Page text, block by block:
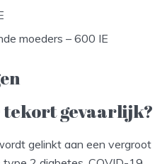
moeders – 600 IE
tekort gevaarlijk?
gelinkt aan een vergroot